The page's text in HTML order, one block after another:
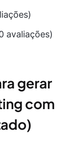
avaliações)
gerar
com